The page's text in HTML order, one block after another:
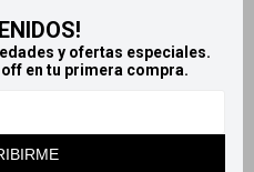
y ofertas especiales.
en tu primera compra.